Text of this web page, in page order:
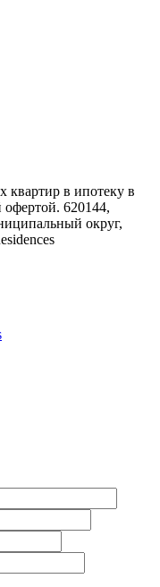
квартир в ипотеку в
офертой. 620144,
округ,